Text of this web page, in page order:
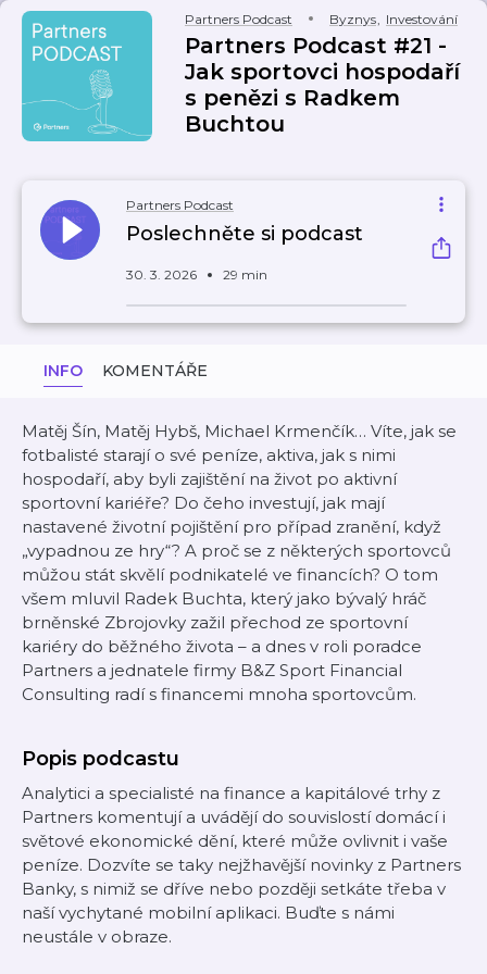
Partners Podcast Byznys, Investování
Partners Podcast #21 -
Jak sportovci hospodaří
s penězi s Radkem
Buchtou
Partners Podcast
Poslechněte si podcast
30. 3. 2026 29 min
INFO KOMENTÁŘE
Matěj Šín, Matěj Hybš, Michael Krmenčík… Víte, jak se
fotbalisté starají o své peníze, aktiva, jak s nimi
hospodaří, aby byli zajištění na život po aktivní
sportovní kariéře? Do čeho investují, jak mají
nastavené životní pojištění pro případ zranění, když
„vypadnou ze hry“? A proč se z některých sportovců
můžou stát skvělí podnikatelé ve financích? O tom
všem mluvil Radek Buchta, který jako bývalý hráč
brněnské Zbrojovky zažil přechod ze sportovní
kariéry do běžného života – a dnes v roli poradce
Partners a jednatele firmy B&Z Sport Financial
Consulting radí s financemi mnoha sportovcům.
Popis podcastu
Analytici a specialisté na finance a kapitálové trhy z
Partners komentují a uvádějí do souvislostí domácí i
světové ekonomické dění, které může ovlivnit i vaše
peníze. Dozvíte se taky nejžhavější novinky z Partners
Banky, s nimiž se dříve nebo později setkáte třeba v
naší vychytané mobilní aplikaci. Buďte s námi
neustále v obraze.